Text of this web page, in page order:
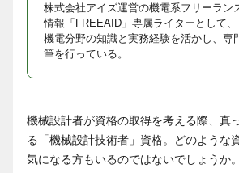
株式会社アイズ運営の機電系フリーラン
情報「FREEAID」専属ライターとして、
機電分野の知識と実務経験を活かし、専
筆を行っている。
機械設計者が資格の取得を考える際、真
る「機械設計技術者」資格。どのような
気になる方もいるのではないでしょうか